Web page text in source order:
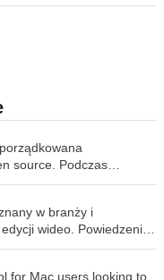
source. Podczas
Firefox była pierwszą
Microsoft Internet
konsekwentnie
przeglądarkach na całym
w rynku jest niższy w
jedną z
w branży i
wideo. Powiedzenie,
profesjonalnym,
Premiere Pro CC jest
for Mac users looking to